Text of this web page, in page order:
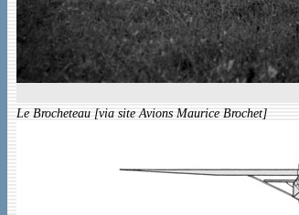
Le Brocheteau [via site Avions Maurice Brochet]